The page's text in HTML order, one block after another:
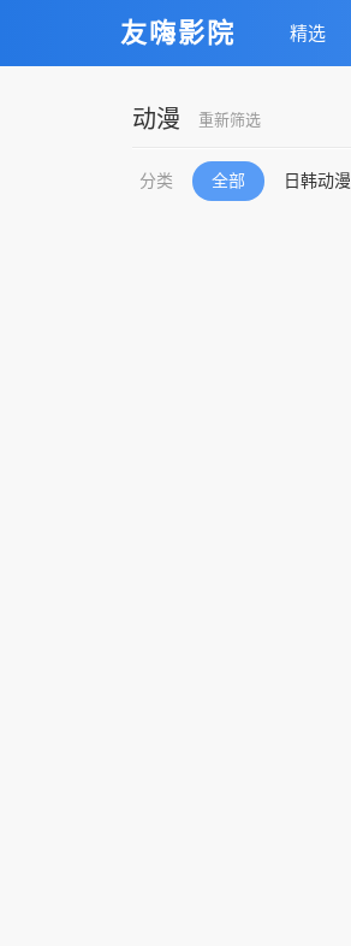
友嗨影院 精选
动漫 重新筛选
分类 全部 日韩动漫